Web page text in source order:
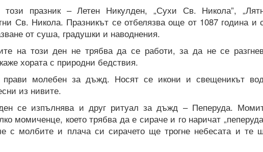
този празник – Летен Никулден, „Сухи Св. Никола”,
Св. Никола. Празникът се отбелязва още от 1087 година и
от суша, градушки и наводнения.
на този ден не трябва да се работи, за да не се
хората с природни бедствия.
молебен за дъжд. Носят се икони и свещеникът
из нивите.
се изпълнява и друг ритуал за дъжд – Пеперуда.
момиченце, което трябва да е сираче и го наричат
с молбите и плача си сирачето ще трогне небесата и те